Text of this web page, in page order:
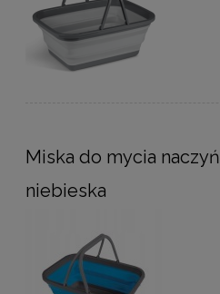
Miska do mycia
niebieska